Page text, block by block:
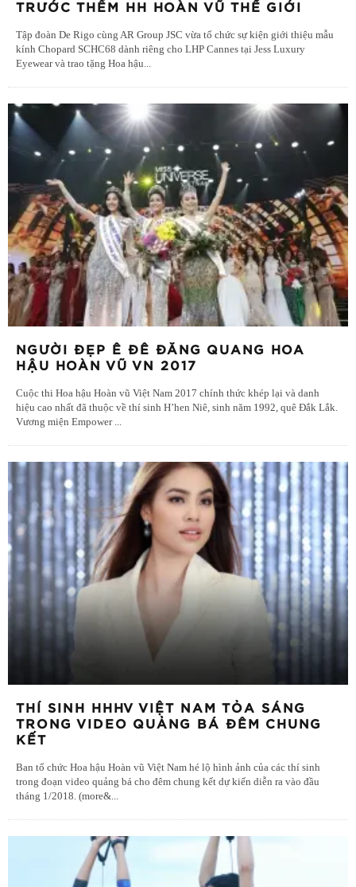
TRƯỚC THỀM HH HOÀN VŨ THẾ GIỚI
Tập đoàn De Rigo cùng AR Group JSC vừa tổ chức sự kiện giới thiệu mẫu
kính Chopard SCHC68 dành riêng cho LHP Cannes tại Jess Luxury
Eyewear và trao tặng Hoa hậu...
NGƯỜI ĐẸP Ê ĐÊ ĐĂNG QUANG HOA
HẬU HOÀN VŨ VN 2017
Cuộc thi Hoa hậu Hoàn vũ Việt Nam 2017 chính thức khép lại và danh
hiệu cao nhất đã thuộc về thí sinh H’hen Niê, sinh năm 1992, quê Đắk Lắk.
Vương miện Empower ...
THÍ SINH HHHV VIỆT NAM TỎA SÁNG
TRONG VIDEO QUẢNG BÁ ĐÊM CHUNG
KẾT
Ban tổ chức Hoa hậu Hoàn vũ Việt Nam hé lộ hình ảnh của các thí sinh
trong đoạn video quảng bá cho đêm chung kết dự kiến diễn ra vào đầu
tháng 1/2018. (more&